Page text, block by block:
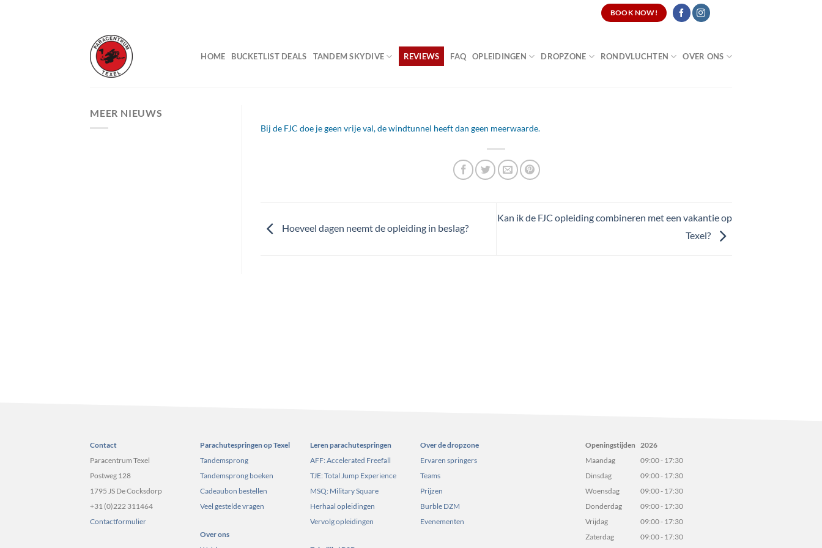
BOOK NOW!
HOME BUCKETLIST DEALS TANDEM SKYDIVE REVIEWS FAQ OPLEIDINGEN DROPZONE RONDVLUCHTEN OVER ONS
MEER NIEUWS
Bij de FJC doe je geen vrije val, de windtunnel heeft dan geen meerwaarde.
Hoeveel dagen neemt de opleiding in beslag?
Kan ik de FJC opleiding combineren met een vakantie op
Texel?
Contact
Paracentrum Texel
Postweg 128
1795 JS De Cocksdorp
+31 (0)222 311464
Contactformulier
Parachutespringen op Texel
Tandemsprong
Tandemsprong boeken
Cadeaubon bestellen
Veel gestelde vragen
Over ons
Leren parachutespringen
AFF: Accelerated Freefall
TJE: Total Jump Experience
MSQ: Military Square
Herhaal opleidingen
Vervolg opleidingen
Over de dropzone
Ervaren springers
Teams
Prijzen
Burble DZM
Evenementen
Openingstijden
Maandag
Dinsdag
Woensdag
Donderdag
Vrijdag
Zaterdag
2026
09:00 - 17:30
09:00 - 17:30
09:00 - 17:30
09:00 - 17:30
09:00 - 17:30
09:00 - 17:30